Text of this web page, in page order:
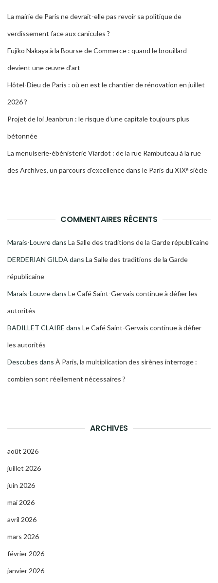
La mairie de Paris ne devrait-elle pas revoir sa politique de
verdissement face aux canicules ?
Fujiko Nakaya à la Bourse de Commerce : quand le brouillard
devient une œuvre d’art
Hôtel-Dieu de Paris : où en est le chantier de rénovation en juillet
2026 ?
Projet de loi Jeanbrun : le risque d’une capitale toujours plus
bétonnée
La menuiserie-ébénisterie Viardot : de la rue Rambuteau à la rue
des Archives, un parcours d’excellence dans le Paris du XIXᵉ siècle
COMMENTAIRES RÉCENTS
Marais-Louvredans La Salle des traditions de la Garde républicaine
DERDERIAN GILDA dans La Salle des traditions de la Garde
républicaine
Marais-Louvredans Le Café Saint-Gervais continue à défier les
autorités
BADILLET CLAIRE dans Le Café Saint-Gervais continue à défier
les autorités
Descubes dans À Paris, la multiplication des sirènes interroge :
combien sont réellement nécessaires ?
ARCHIVES
août 2026
juillet 2026
juin 2026
mai 2026
avril 2026
mars 2026
février 2026
janvier 2026